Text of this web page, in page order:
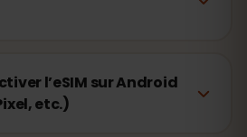
l’eSIM sur Android
etc.)